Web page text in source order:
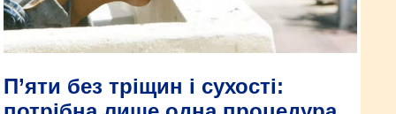
П’яти без тріщин і сухості: